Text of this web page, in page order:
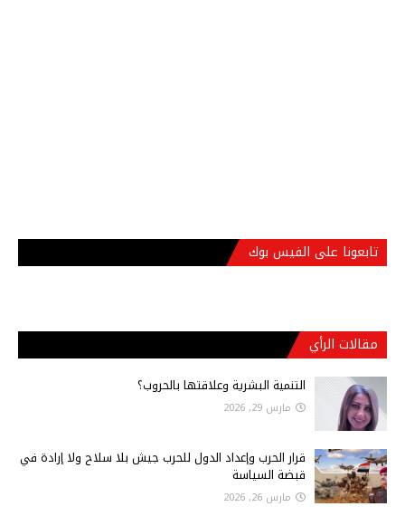
تابعونا على الفيس بوك
مقالات الرأي
التنمية البشرية وعلاقتها بالحروب؟
مارس 29, 2026
قرار الحرب وإعداد الدول للحرب جيش بلا سلاح ولا إرادة في
قبضة السياسة
مارس 26, 2026